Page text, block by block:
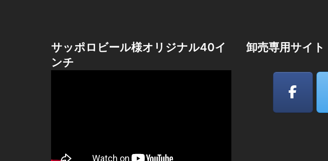
サッポロビール様オリジナル40イ
ンチ
卸売専用サイト